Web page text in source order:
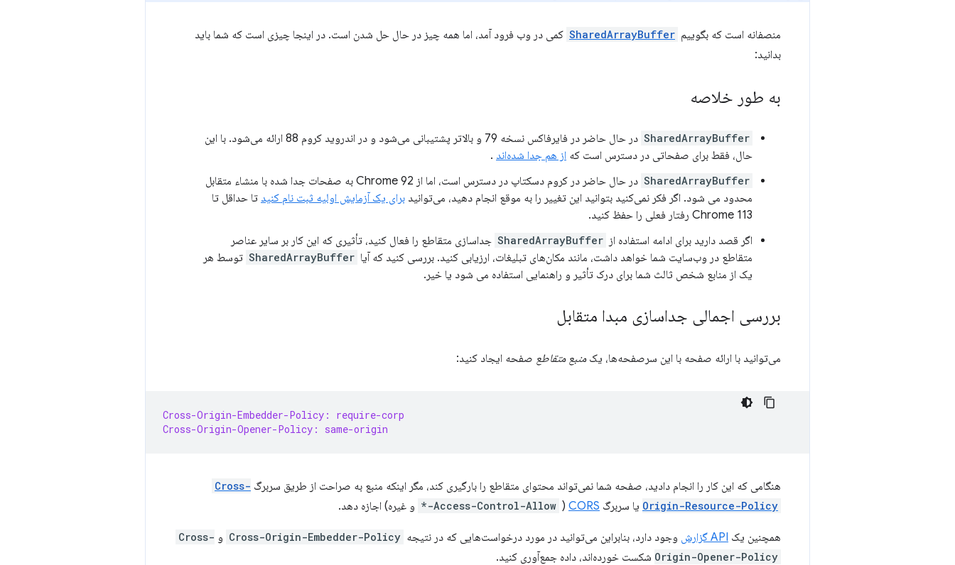
منصفانه است که بگوییم SharedArrayBuffer کمی در وب فرود آمد، اما همه چیز در حال حل شدن است. در اینجا چیزی است که شما باید
بدانید:
به طور خلاصه
SharedArrayBuffer
در حال حاضر در فایرفاکس نسخه 79 و بالاتر پشتیبانی می‌شود و در اندروید کروم 88 ارائه می‌شود. با این
حال، فقط برای صفحاتی در دسترس است که از هم جدا شده‌اند .
SharedArrayBuffer
در حال حاضر در کروم دسکتاپ در دسترس است، اما از Chrome 92 به صفحات جدا شده با منشاء متقابل
محدود می شود. اگر فکر نمی‌کنید بتوانید این تغییر را به موقع انجام دهید، می‌توانید برای یک آزمایش اولیه ثبت نام کنید تا حداقل تا
Chrome 113 رفتار فعلی را حفظ کنید.
اگر قصد دارید برای ادامه استفاده از SharedArrayBuffer جداسازی متقاطع را فعال کنید، تأثیری که این کار بر سایر عناصر
متقاطع در وب‌سایت شما خواهد داشت، مانند مکان‌های تبلیغات، ارزیابی کنید. بررسی کنید که آیا SharedArrayBuffer توسط هر
یک از منابع شخص ثالث شما برای درک تأثیر و راهنمایی استفاده می شود یا خیر.
بررسی اجمالی جداسازی مبدا متقابل
می‌توانید با ارائه صفحه با این سرصفحه‌ها، یک منبع متقاطع صفحه ایجاد کنید:
Cross-Origin-Embedder-Policy: require-corp
Cross-Origin-Opener-Policy: same-origin
هنگامی که این کار را انجام دادید، صفحه شما نمی‌تواند محتوای متقاطع را بارگیری کند، مگر اینکه منبع به صراحت از طریق سربرگ Cross-
Origin-Resource-Policy یا سربرگ CORS
(
Access-Control-Allow-* و غیره) اجازه دهد.
همچنین یک API گزارش وجود دارد، بنابراین می‌توانید در مورد درخواست‌هایی که در نتیجه Cross-Origin-Embedder-Policy و Cross-
Origin-Opener-Policy شکست خورده‌اند، داده جمع‌آوری کنید.